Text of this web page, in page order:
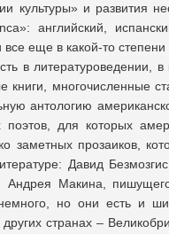
культуры» и развития
английский,
еще в какой-то степени
в литературоведении,
книги, многочисленные
антологию
для которых
заметных прозаиков,
Давид
Андрея Макина,
но они есть и
странах –